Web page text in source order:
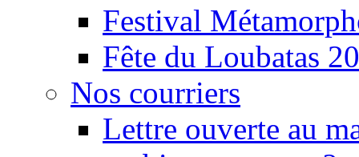
Festival
Fête du Loubatas
Nos courriers
Lettre ouverte au